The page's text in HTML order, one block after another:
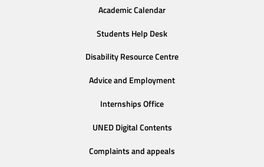
Academic Calendar
Students Help Desk
Disability Resource Centre
Advice and Employment
Internships Office
UNED Digital Contents
Complaints and appeals